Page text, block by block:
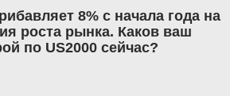
8% с начала года на
роста рынка. Каков ваш
по US2000 сейчас?